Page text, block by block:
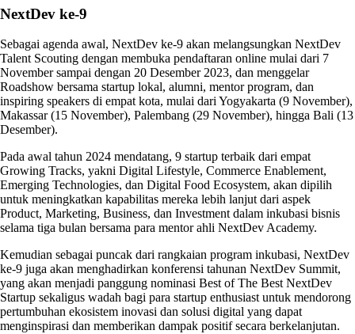
NextDev ke-9
Sebagai agenda awal, NextDev ke-9 akan melangsungkan NextDev
Talent Scouting dengan membuka pendaftaran online mulai dari 7
November sampai dengan 20 Desember 2023, dan menggelar
Roadshow bersama startup lokal, alumni, mentor program, dan
inspiring speakers di empat kota, mulai dari Yogyakarta (9 November),
Makassar (15 November), Palembang (29 November), hingga Bali (13
Desember).
Pada awal tahun 2024 mendatang, 9 startup terbaik dari empat
Growing Tracks, yakni Digital Lifestyle, Commerce Enablement,
Emerging Technologies, dan Digital Food Ecosystem, akan dipilih
untuk meningkatkan kapabilitas mereka lebih lanjut dari aspek
Product, Marketing, Business, dan Investment dalam inkubasi bisnis
selama tiga bulan bersama para mentor ahli NextDev Academy.
Kemudian sebagai puncak dari rangkaian program inkubasi, NextDev
ke-9 juga akan menghadirkan konferensi tahunan NextDev Summit,
yang akan menjadi panggung nominasi Best of The Best NextDev
Startup sekaligus wadah bagi para startup enthusiast untuk mendorong
pertumbuhan ekosistem inovasi dan solusi digital yang dapat
menginspirasi dan memberikan dampak positif secara berkelanjutan.